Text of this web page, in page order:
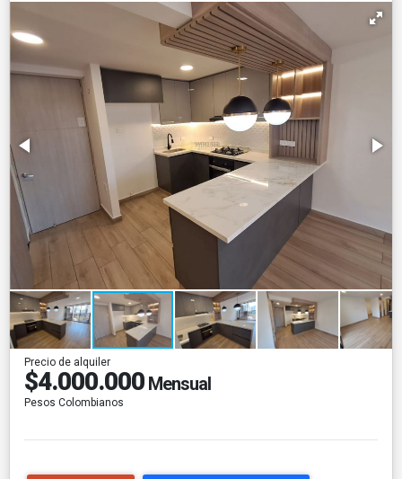
Precio de alquiler
$4.000.000 Mensual
Pesos Colombianos